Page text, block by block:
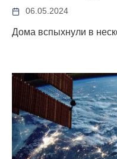
06.05.2024
Дома вспыхнули в